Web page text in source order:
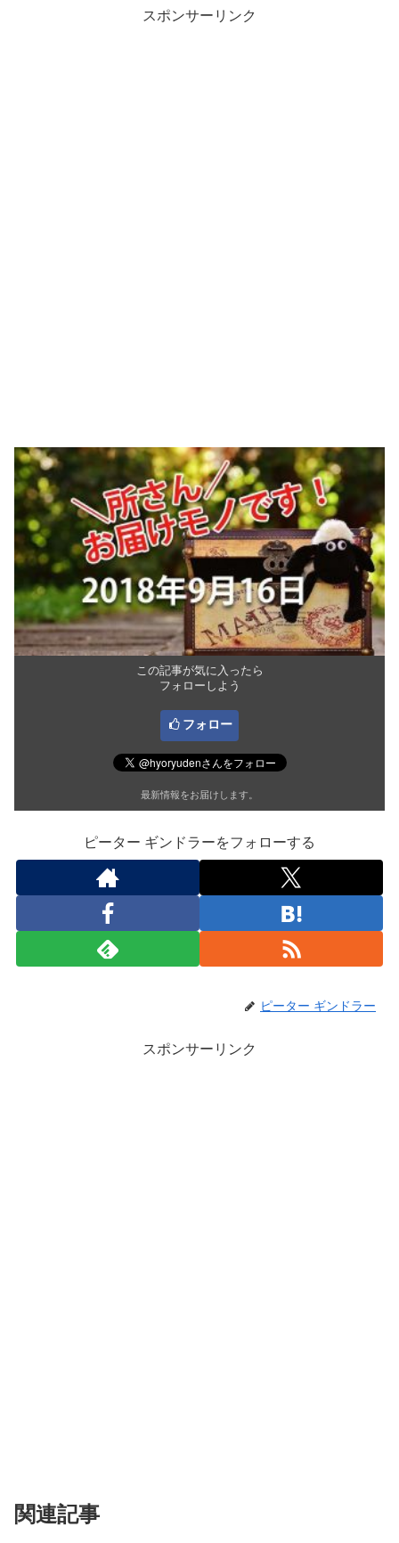
スポンサーリンク
この記事が気に入ったら
フォローしよう
フォロー
最新情報をお届けします。
ピーター ギンドラーをフォローする
ピーター ギンドラー
スポンサーリンク
関連記事